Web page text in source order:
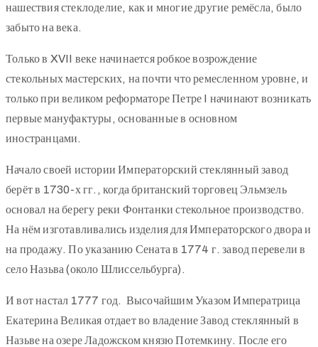
нашествия стеклоделие, как и многие другие ремёсла, было
забыто на века.
Только в XVII веке начинается робкое возрождение
стекольных мастерских, на почти что ремесленном уровне, и
только при великом реформаторе Петре I начинают возникать
первые мануфактуры, основанные в основном
иностранцами.
Начало своей истории Императорский стеклянный завод
берёт в 1730-х гг., когда британский торговец Эльмзель
основал на берегу реки Фонтанки стекольное производство.
На нём изготавливались изделия для Императорского двора и
на продажу. По указанию Сената в 1774 г. завод перевели в
село Назьва (около Шлиссельбурга).
И вот настал 1777 год. Высочайшим Указом Императрица
Екатерина Великая отдает во владение Завод стеклянный в
Назьве на озере Ладожском князю Потемкину. После его